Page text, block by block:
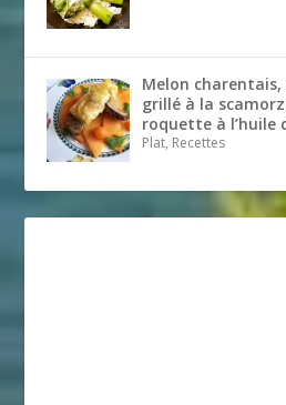
Melon
grillé à la
roquette à l’huile
Plat, Recettes